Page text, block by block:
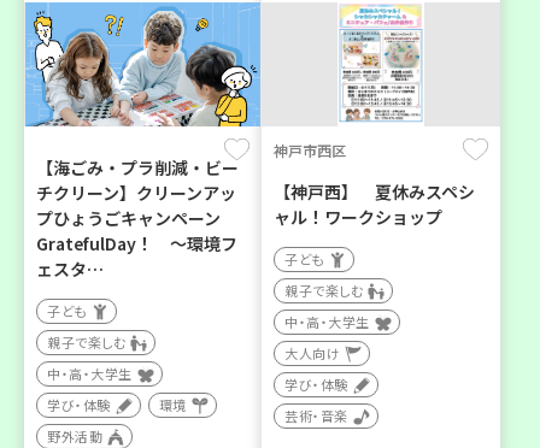
【海ごみ・プラ削減・ビー
チクリーン】クリーンアッ
プひょうごキャンペーン
GratefulDay！ ～環境フ
ェスタ…
子ども
親子で楽しむ
中・高・大学生
学び・体験
環境
野外活動
神戸市西区
【神戸西】 夏休みスペシ
ャル！ワークショップ
子ども
親子で楽しむ
中・高・大学生
大人向け
学び・体験
芸術・音楽